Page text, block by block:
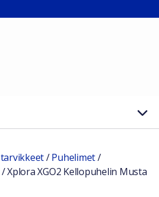
/Puhelimet/
Xplora XGO2 Kellopuhelin Musta